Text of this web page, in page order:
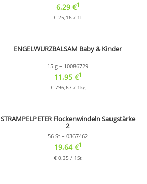
6,29 €1
€ 25,16 / 1l
ENGELWURZBALSAM Baby & Kinder
15 g – 10086729
11,95 €1
€ 796,67 / 1kg
STRAMPELPETER Flockenwindeln Saugstärke
2
56 St – 0367462
19,64 €1
€ 0,35 / 1St